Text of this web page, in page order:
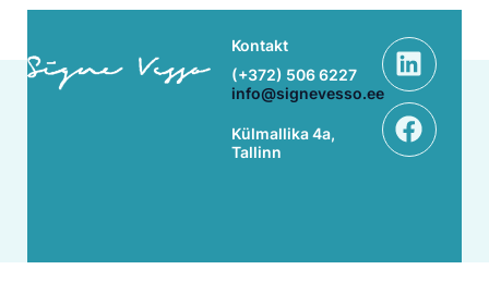
Kontakt
(+372) 506 6227
info@signevesso.ee
Külmallika 4a,
Tallinn